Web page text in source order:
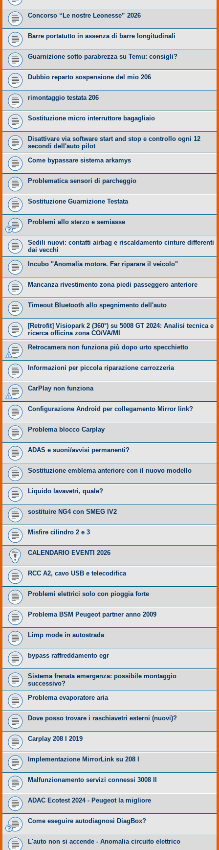
Concorso “Le nostre Leonesse” 2026
Barre portatutto in assenza di barre longitudinali
Guarnizione sotto parabrezza su Temu: consigli?
Dubbio reparto sospensione del mio 206
rimontaggio testata 206
Sostituzione micro interruttore bagagliaio
Disattivare via software start and stop e controllo ogni 12
secondi dell'auto pilot
Come bypassare sistema arkamys
Problematica sensori di parcheggio
Sostituzione Guarnizione Testata
Problemi allo sterzo e semiasse
Sedili nuovi: contatti airbag e riscaldamento cinture differenti
dai vecchi
Incubo "Anomalia motore. Far riparare il veicolo"
Mancanza rivestimento zona piedi passeggero anteriore
Timeout Bluetooth allo spegnimento dell'auto
​[Retrofit] Visiopark 2 (360°) su 5008 GT 2024: Analisi tecnica e
ricerca officina zona CO/VA/MI
Retrocamera non funziona più dopo urto specchietto
Informazioni per piccola riparazione carrozzeria
CarPlay non funziona
Configurazione Android per collegamento Mirror link?
Problema blocco Carplay
ADAS e suoni/avvisi permanenti?
Sostituzione emblema anteriore con il nuovo modello
Liquido lavavetri, quale?
sostituire NG4 con SMEG IV2
Misfire cilindro 2 e 3
CALENDARIO EVENTI 2026
RCC A2, cavo USB e telecodifica
Problemi elettrici solo con pioggia forte
Problema BSM Peugeot partner anno 2009
Limp mode in autostrada
bypass raffreddamento egr
Sistema frenata emergenza: possibile montaggio
successivo?
Problema evaporatore aria
Dove posso trovare i raschiavetri esterni (nuovi)?
Carplay 208 I 2019
Implementazione MirrorLink su 208 I
Malfunzionamento servizi connessi 3008 II
ADAC Ecotest 2024 - Peugeot la migliore
Come eseguire autodiagnosi DiagBox?
L'auto non si accende - Anomalia circuito elettrico